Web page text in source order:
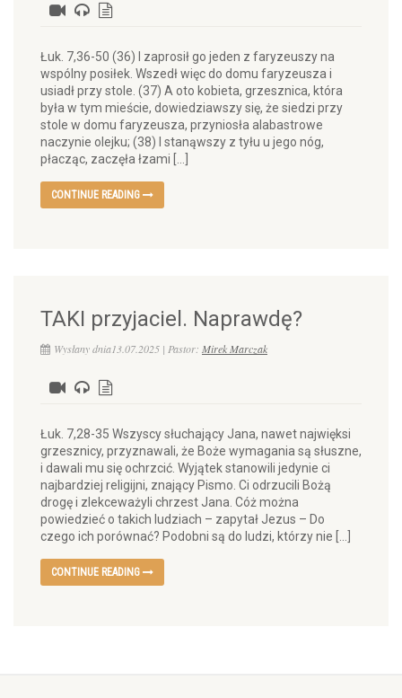
Łuk. 7,36-50 (36) I zaprosił go jeden z faryzeuszy na
wspólny posiłek. Wszedł więc do domu faryzeusza i
usiadł przy stole. (37) A oto kobieta, grzesznica, która
była w tym mieście, dowiedziawszy się, że siedzi przy
stole w domu faryzeusza, przyniosła alabastrowe
naczynie olejku; (38) I stanąwszy z tyłu u jego nóg,
płacząc, zaczęła łzami […]
CONTINUE READING
TAKI przyjaciel. Naprawdę?
Wysłany dnia13.07.2025 | Pastor: Mirek Marczak
Łuk. 7,28-35 Wszyscy słuchający Jana, nawet najwięksi
grzesznicy, przyznawali, że Boże wymagania są słuszne,
i dawali mu się ochrzcić. Wyjątek stanowili jedynie ci
najbardziej religijni, znający Pismo. Ci odrzucili Bożą
drogę i zlekceważyli chrzest Jana. Cóż można
powiedzieć o takich ludziach – zapytał Jezus – Do
czego ich porównać? Podobni są do ludzi, którzy nie […]
CONTINUE READING